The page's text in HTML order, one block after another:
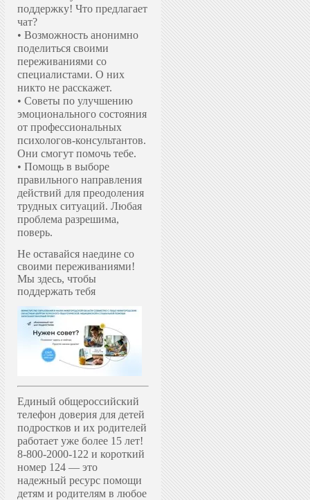
поддержку! Что предлагает
чат?
• Возможность анонимно
поделиться своими
переживаниями со
специалистами. О них
никто не расскажет.
• Советы по улучшению
эмоционального состояния
от профессиональных
психологов-консультантов.
Они смогут помочь тебе.
• Помощь в выборе
правильного направления
действий для преодоления
трудных ситуаций. Любая
проблема разрешима,
поверь.
Не оставайся наедине со
своими переживаниями!
Мы здесь, чтобы
поддержать тебя
Единый общероссийский
телефон доверия для детей
подростков и их родителей
работает уже более 15 лет!
8-800-2000-122 и короткий
номер 124 — это
надежный ресурс помощи
детям и родителям в любое